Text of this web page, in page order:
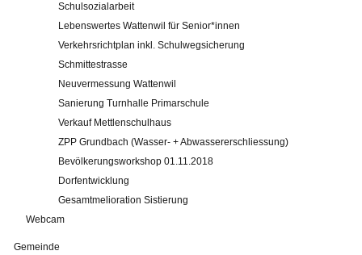
Impressum
Schulsozialarbeit
Lebenswertes Wattenwil für Senior*innen
Verkehrsrichtplan inkl. Schulwegsicherung
Schmittestrasse
Neuvermessung Wattenwil
Sanierung Turnhalle Primarschule
Verkauf Mettlenschulhaus
ZPP Grundbach (Wasser- + Abwassererschliessung)
Bevölkerungsworkshop 01.11.2018
Dorfentwicklung
Gesamtmelioration Sistierung
Webcam
Gemeinde